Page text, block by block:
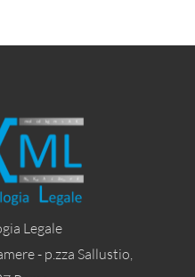
Legale
- p.zza Sallustio,